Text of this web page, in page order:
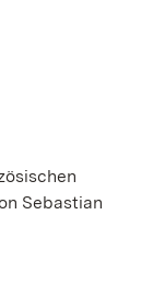
Sebastian